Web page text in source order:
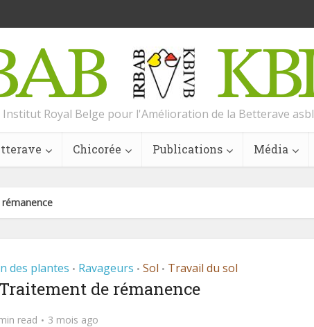
Institut Royal Belge pour l'Amélioration de la Betterave asbl
Chicorée Publications Média
des plantes • Ravageurs • Sol • Travail du sol
de rémanence
read 3 mois ago